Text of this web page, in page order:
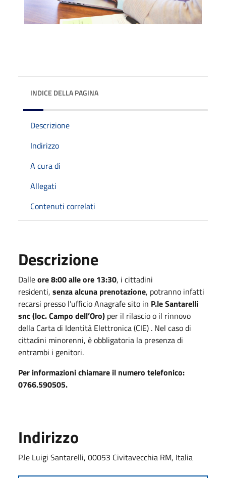
INDICE DELLA PAGINA
Descrizione
Indirizzo
A cura di
Allegati
Contenuti correlati
Descrizione
Dalleore 8:00 alle ore 13:30, i cittadini
residenti, senza alcuna prenotazione, potranno infatti
recarsi presso l’ufficio Anagrafe sito in P.le Santarelli
snc (loc. Campo dell’Oro) per il rilascio o il rinnovo
della Carta di Identità Elettronica (CIE) . Nel caso di
cittadini minorenni, è obbligatoria la presenza di
entrambi i genitori.
Per informazioni chiamare il numero telefonico:
0766.590505.
Indirizzo
P.le Luigi Santarelli, 00053 Civitavecchia RM, Italia